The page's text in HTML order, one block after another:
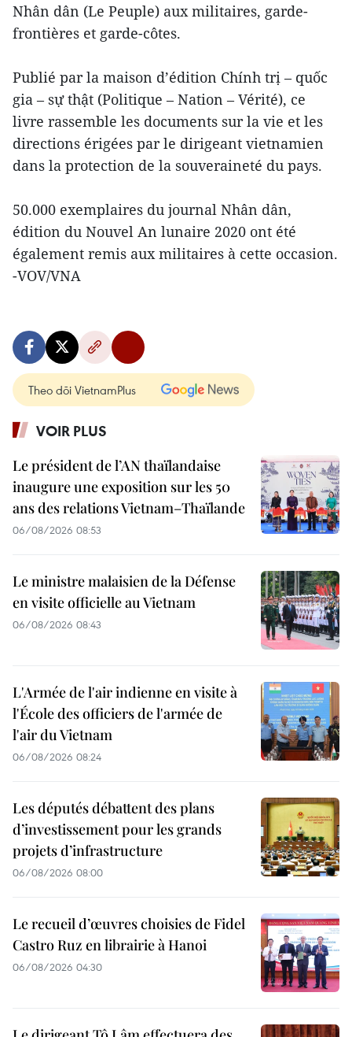
Nhân dân (Le Peuple) aux militaires, garde-
frontières et garde-côtes.
Publié par la maison d’édition Chính trị – quốc
gia – sự thật (Politique – Nation – Vérité), ce
livre rassemble les documents sur la vie et les
directions érigées par le dirigeant vietnamien
dans la protection de la souveraineté du pays.
50.000 exemplaires du journal Nhân dân,
édition du Nouvel An lunaire 2020 ont été
également remis aux militaires à cette occasion.
-VOV/VNA
Theo dõi VietnamPlus
VOIR PLUS
Le président de l’AN thaïlandaise
inaugure une exposition sur les 50
ans des relations Vietnam–Thaïlande
06/08/2026 08:53
Le ministre malaisien de la Défense
en visite officielle au Vietnam
06/08/2026 08:43
L'Armée de l'air indienne en visite à
l'École des officiers de l'armée de
l'air du Vietnam
06/08/2026 08:24
Les députés débattent des plans
d’investissement pour les grands
projets d’infrastructure
06/08/2026 08:00
Le recueil d’œuvres choisies de Fidel
Castro Ruz en librairie à Hanoi
06/08/2026 04:30